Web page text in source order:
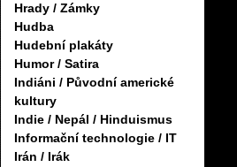
Hrady / Zámky
Hudba
Hudební plakáty
Humor / Satira
Indiáni / Původní americké
kultury
Indie / Nepál / Hinduismus
Informační technologie / IT
Irán / Irák